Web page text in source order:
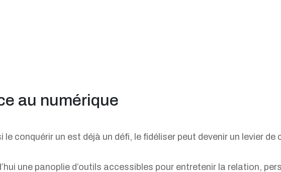
au numérique
conquérir un est déjà un défi, le fidéliser peut devenir un levier de
une panoplie d’outils accessibles pour entretenir la relation,